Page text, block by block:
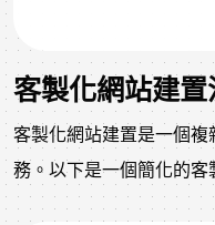
客製化網站建置
客製化網站建置是一個
務。以下是一個簡化的客